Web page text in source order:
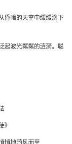
昏暗的天空中缓缓滴下
起波光粼粼的涟漪。聪
》
悄地随风而至